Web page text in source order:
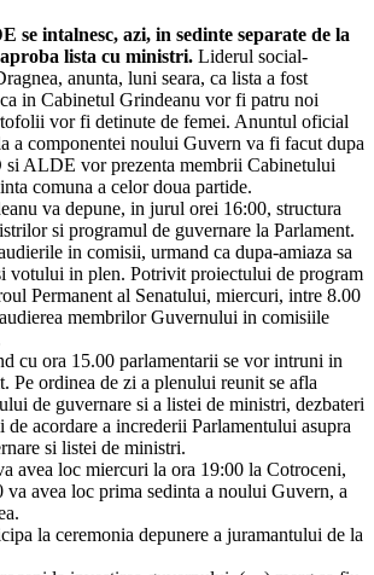
se intalnesc, azi, in sedinte separate de la
lista cu ministri. Liderul social-
anunta, luni seara, ca lista a fost
in Cabinetul Grindeanu vor fi patru noi
vor fi detinute de femei. Anuntul oficial
a componentei noului Guvern va fi facut dupa
si ALDE vor prezenta membrii Cabinetului
comuna a celor doua partide.
va depune, in jurul orei 16:00, structura
si programul de guvernare la Parlament.
in comisii, urmand ca dupa-amiaza sa
votului in plen. Potrivit proiectului de program
Permanent al Senatului, miercuri, intre 8.00
membrilor Guvernului in comisiile
cu ora 15.00 parlamentarii se vor intruni in
Pe ordinea de zi a plenului reunit se afla
de guvernare si a listei de ministri, dezbateri
de acordare a increderii Parlamentului asupra
si listei de ministri.
avea loc miercuri la ora 19:00 la Cotroceni,
avea loc prima sedinta a noului Guvern, a
la ceremonia depunere a juramantului de la